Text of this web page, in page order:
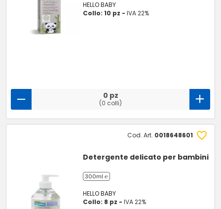
HELLO BABY
Collo: 10 pz -IVA 22%
0 pz
(0 colli)
Cod. Art. 0018648601
Detergente delicato per bambini
300ml ℮
HELLO BABY
Collo: 8 pz -IVA 22%